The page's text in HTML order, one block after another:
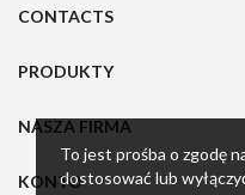
To jest prośba o zgodę
dostosować lub
CONTACTS
PRODUKTY
NASZA FIRMA
KONTO